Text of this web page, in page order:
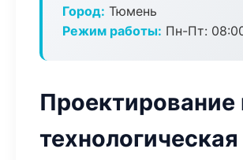
Город: Тюмень
Режим работы: Пн-Пт:
Проектирование
технологическая